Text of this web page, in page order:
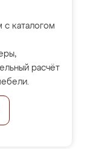
каталогом
расчёт